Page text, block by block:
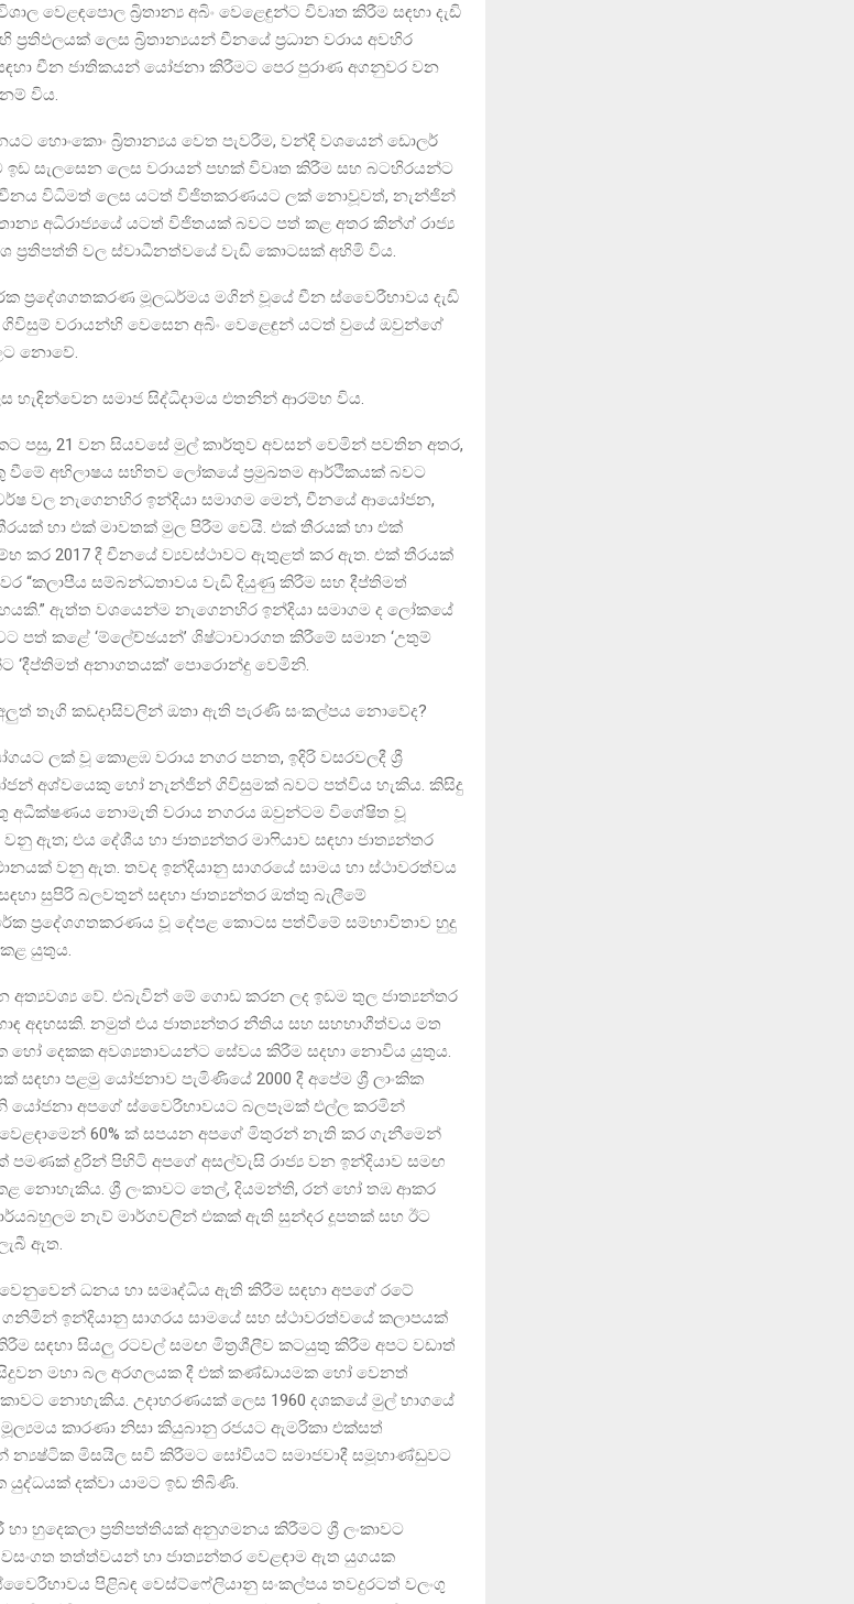
වෙළඳපොල බ්‍රිතාන්‍ය අබිං වෙළෙඳුන්ට විවෘත කිරීම සඳහා දැඩි
ප්‍රතිඵලයක් ලෙස බ්‍රිතාන්‍යයන් චීනයේ ප්‍රධාන වරාය අවහිර
චීන ජාතිකයන් යෝජනා කිරීමට පෙර පුරාණ අගනුවර වන
විය.
හොංකොං බ්‍රිතාන්‍යය වෙත පැවරීම, වන්දි වශයෙන් ඩොලර්
ඉඩ සැලසෙන ලෙස වරායන් පහක් විවෘත කිරීම සහ බටහිරයන්ට
චීනය විධිමත් ලෙස යටත් විජිතකරණයට ලක් නොවූවත්, නැන්ජින්
අධිරාජ්‍යයේ යටත් විජිතයක් බවට පත් කළ අතර කින්ග් රාජ්‍ය
ප්‍රතිපත්ති වල ස්වාධීනත්වයේ වැඩි කොටසක් අහිමි විය.
ප්‍රදේශගතකරණ මූලධර්මය මගින් වූයේ චීන ස්වෛරීභාවය දැඩි
වරායන්හි වෙසෙන අබිං වෙළෙඳුන් යටත් වුයේ ඔවුන්ගේ
නොවේ.
හැඳින්වෙන සමාජ සිද්ධිදාමය එතනින් ආරම්භ විය.
පසු, 21 වන සියවසේ මුල් කාර්තුව අවසන් වෙමින් පවතින අතර,
වීමේ අභිලාෂය සහිතව ලෝකයේ ප්‍රමුඛතම ආර්ථිකයක් බවට
වල නැගෙනහිර ඉන්දියා සමාගම මෙන්, චීනයේ ආයෝජන,
හා එක් මාවතක් මුල පිරීම වෙයි. එක් තීරයක් හා එක්
කර 2017 දී චීනයේ ව්‍යවස්ථාවට ඇතුළත් කර ඇත. එක් තීරයක්
“කලාපීය සම්බන්ධතාවය වැඩි දියුණු කිරීම සහ දීප්තිමත්
ඇත්ත වශයෙන්ම නැගෙනහිර ඉන්දියා සමාගම ද ලෝකයේ
කළේ ‘ම්ලේච්ඡයන්’ ශිෂ්ටාචාරගත කිරීමේ සමාන ‘උතුම්
‘දීප්තිමත් අනාගතයක්’ පොරොන්දු වෙමිනි.
තෑගි කඩදාසිවලින් ඔතා ඇති පැරණි සංකල්පය නොවේද?
ලක් වූ කොළඹ වරාය නගර පනත, ඉදිරි වසරවලදී ශ්‍රී
අශ්වයෙකු හෝ නැන්ජින් ගිවිසුමක් බවට පත්විය හැකිය. කිසිදු
අධීක්ෂණය නොමැති වරාය නගරය ඔවුන්ටම විශේෂිත වූ
එය දේශීය හා ජාත්‍යන්තර මාෆියාව සඳහා ජාත්‍යන්තර
වනු ඇත. තවද ඉන්දියානු සාගරයේ සාමය හා ස්ථාවරත්වය
සුපිරි බලවතුන් සඳහා ජාත්‍යන්තර ඔත්තු බැලීමේ
ප්‍රදේශගතකරණය වූ දේපළ කොටස පත්වීමේ සම්භාවිතාව හුදු
යුතුය.
අත්‍යවශ්‍ය වේ. එබැවින් මේ ගොඩ කරන ලද ඉඩම තුල ජාත්‍යන්තර
අදහසකි. නමුත් එය ජාත්‍යන්තර නීතිය සහ සහභාගීත්වය මත
දෙකක අවශ්‍යතාවයන්ට සේවය කිරීම සදහා නොවිය යුතුය.
සඳහා පළමු යෝජනාව පැමිණියේ 2000 දී අපේම ශ්‍රී ලාංකික
යෝජනා අපගේ ස්වෛරීභාවයට බලපෑමක් එල්ල කරමින්
60% ක් සපයන අපගේ මිතුරන් නැති කර ගැනීමෙන්
දුරින් පිහිටි අපගේ අසල්වැසි රාජ්‍ය වන ඉන්දියාව සමඟ
නොහැකිය. ශ්‍රී ලංකාවට තෙල්, දියමන්ති, රන් හෝ තඹ ආකර
නැව් මාර්ගවලින් එකක් ඇති සුන්දර දූපතක් සහ ඊට
ඇත.
ධනය හා සමෘද්ධිය ඇති කිරීම සඳහා අපගේ රටේ
ඉන්දියානු සාගරය සාමයේ සහ ස්ථාවරත්වයේ කලාපයක්
සඳහා සියලු රටවල් සමඟ මිත්‍රශීලීව කටයුතු කිරීම අපට වඩාත්
මහා බල අරගලයක දී එක් කණ්ඩායමක හෝ වෙනත්
නොහැකිය. උදාහරණයක් ලෙස 1960 දශකයේ මුල් භාගයේ
කාරණා නිසා කියුබානු රජයට ඇමරිකා එක්සත්
න්‍යෂ්ටික මිසයිල සවි කිරීමට සෝවියට් සමාජවාදී සමූහාණ්ඩුවට
යුද්ධයක් දක්වා යාමට ඉඩ තිබිණි.
හා හුදෙකලා ප්‍රතිපත්තියක් අනුගමනය කිරීමට ශ්‍රී ලංකාවට
තත්ත්වයන් හා ජාත්‍යන්තර වෙළඳාම ඇත යුගයක
පිළිබඳ වෙස්ට්ෆේලියානු සංකල්පය තවදුරටත් වලංගු